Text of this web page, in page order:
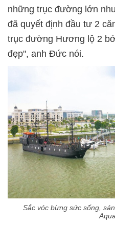
những trục đường lớn
đã quyết định đầu tư 2
trục đường Hương lộ 2
đẹp", anh Đức nói.
Sắc vóc bừng sức sống,